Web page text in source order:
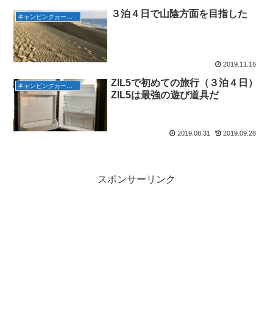
３泊４日で山陰方面を目指した
2019.11.16
ZIL5で初めての旅行（３泊４日）
ZIL5は最強の遊び道具だ
2019.08.31 2019.09.28
スポンサーリンク